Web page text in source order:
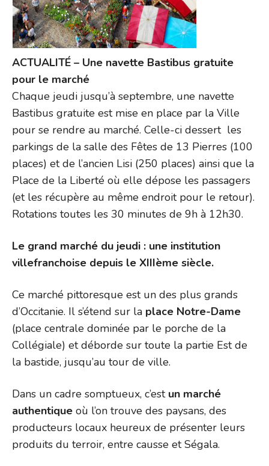
ACTUALITÉ – Une navette Bastibus gratuite
pour le marché
Chaque jeudi jusqu’à septembre, une navette
Bastibus gratuite est mise en place par la Ville
pour se rendre au marché. Celle-ci dessert les
parkings de la salle des Fêtes de 13 Pierres (100
places) et de l’ancien Lisi (250 places) ainsi que la
Place de la Liberté où elle dépose les passagers
(et les récupère au même endroit pour le retour).
Rotations toutes les 30 minutes de 9h à 12h30.
Le grand marché du jeudi : une institution
villefranchoise depuis le XIIIème siècle.
Ce marché pittoresque est un des plus grands
d’Occitanie. Il s’étend sur la place Notre-Dame
(place centrale dominée par le porche de la
Collégiale) et déborde sur toute la partie Est de
la bastide, jusqu’au tour de ville.
Dans un cadre somptueux, c’estun marché
authentique où l’on trouve des paysans, des
producteurs locaux heureux de présenter leurs
produits du terroir, entre causse et Ségala.